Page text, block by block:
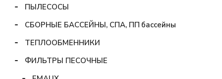
ПЫЛЕСОСЫ
СБОРНЫЕ БАССЕЙНЫ, СПА, ПП бассейны
ТЕПЛООБМЕННИКИ
ФИЛЬТРЫ ПЕСОЧНЫЕ